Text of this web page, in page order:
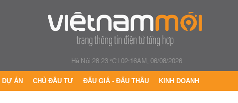
Hà Nội 28.23 °C|02:16AM, 06/08/2026
DỰ ÁN CHỦ ĐẦU TƯ ĐẤU GIÁ - ĐẤU THẦU KINH DOANH